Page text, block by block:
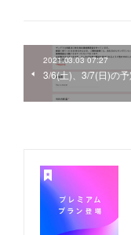
2021.03.03 07:27
3/6(土)、3/7(日)の予